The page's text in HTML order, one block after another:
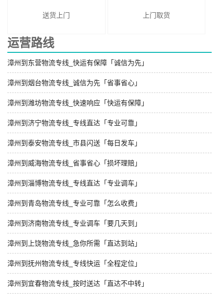
送货上门 上门取货
运营路线
漳州到东营物流专线_快运有保障「诚信为先」
漳州到烟台物流专线_诚信为先「省事省心」
漳州到潍坊物流专线_快速响应「快运有保障」
漳州到济宁物流专线_专线直达「专业可靠」
漳州到泰安物流专线_市县闪送「每日发车」
漳州到威海物流专线_省事省心「损坏理赔」
漳州到淄博物流专线_专线直达「专业调车」
漳州到青岛物流专线_专业可靠「怎么收费」
漳州到济南物流专线_专业调车「要几天到」
漳州到上饶物流专线_急你所需「直达到站」
漳州到抚州物流专线_专线快运「全程定位」
漳州到宜春物流专线_按时送达「直达不中转」